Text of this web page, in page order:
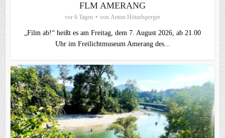
FLM AMERANG
vor 6 Tagen von Anton Hötzelsperger
„Film ab!“ heißt es am Freitag, dem 7. August 2026, ab 21.00
Uhr im Freilichtmuseum Amerang des...